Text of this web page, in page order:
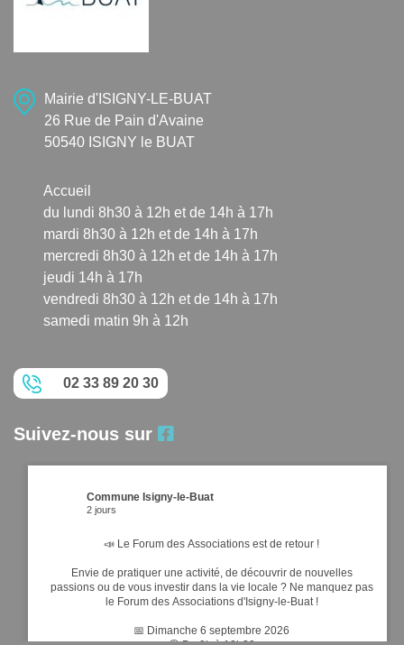
Mairie d'ISIGNY-LE-BUAT
26 Rue de Pain d'Avaine
50540 ISIGNY le BUAT
Accueil
du lundi 8h30 à 12h et de 14h à 17h
mardi 8h30 à 12h et de 14h à 17h
mercredi 8h30 à 12h et de 14h à 17h
jeudi 14h à 17h
vendredi 8h30 à 12h et de 14h à 17h
samedi matin 9h à 12h
02 33 89 20 30
Suivez-nous sur
Commune Isigny-le-Buat
2 jours
📣 Le Forum des Associations est de retour !
Envie de pratiquer une activité, de découvrir de nouvelles
passions ou de vous investir dans la vie locale ? Ne manquez pas
le Forum des Associations d'Isigny-le-Buat !
📅 Dimanche 6 septembre 2026